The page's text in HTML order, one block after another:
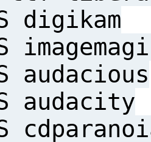
digikam
audacious
audacity